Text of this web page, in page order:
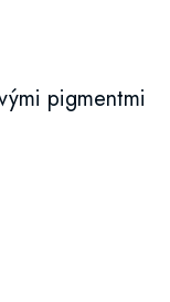
pigmentmi